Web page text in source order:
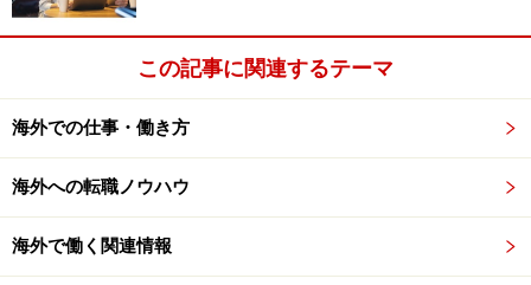
この記事に関連するテーマ
海外での仕事・働き方
海外への転職ノウハウ
海外で働く関連情報